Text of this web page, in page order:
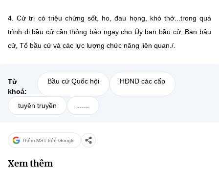
4. Cử tri có triệu chứng sốt, ho, đau họng, khó thở...trong quá
trình đi bầu cử cần thông báo ngay cho Ủy ban bầu cử, Ban bầu
cử, Tổ bầu cử và các lực lượng chức năng liên quan ./.
Từ
khoá:
Bầu cử Quốc hội HĐND các cấp
tuyên truyền
Thêm MST trên Google
Xem thêm